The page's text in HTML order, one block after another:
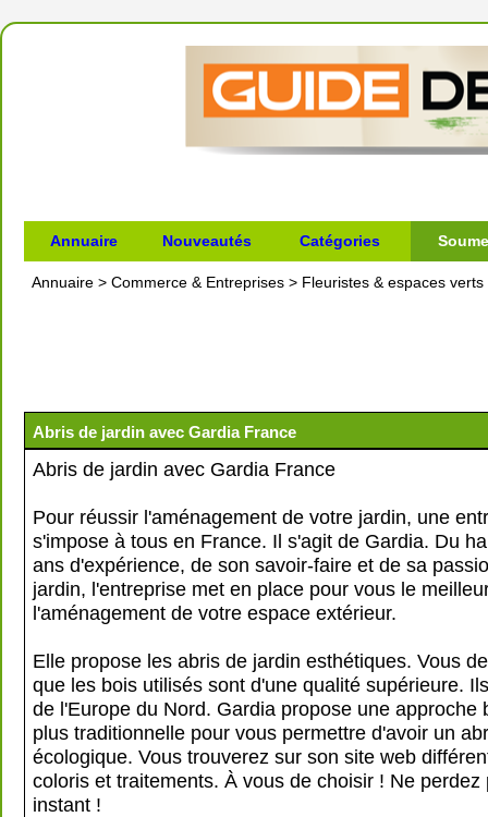
Annuaire Nouveautés Catégories
Annuaire > Commerce & Entreprises > Fleuristes & espaces
Abris de jardin avec Gardia France
Abris de jardin avec Gardia France
Pour réussir l'aménagement de votre jardin, une
s'impose à tous en France. Il s'agit de Gardia. Du
ans d'expérience, de son savoir-faire et de sa
jardin, l'entreprise met en place pour vous le
l'aménagement de votre espace extérieur.
Elle propose les abris de jardin esthétiques. Vous
que les bois utilisés sont d'une qualité supérieure.
de l'Europe du Nord. Gardia propose une approche
plus traditionnelle pour vous permettre d'avoir un
écologique. Vous trouverez sur son site web
coloris et traitements. À vous de choisir ! Ne perdez
instant !